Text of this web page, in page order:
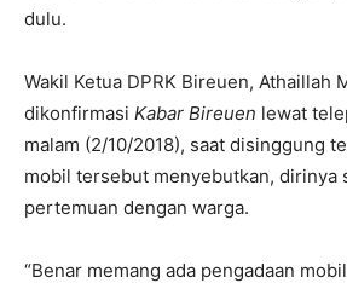
dulu.
Wakil Ketua DPRK Bireuen, Athaillah
dikonfirmasi Kabar Bireuen lewat
malam (2/10/2018), saat disinggung
mobil tersebut menyebutkan, dirinya
pertemuan dengan warga.
“Benar memang ada pengadaan